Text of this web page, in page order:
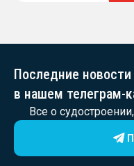
Последние
в нашем телеграм-
Все о